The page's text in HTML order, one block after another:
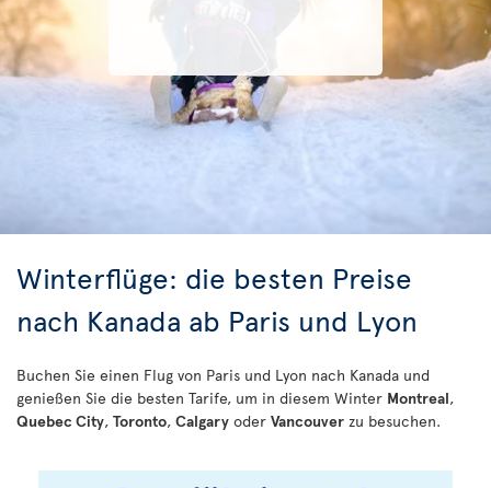
Winterflüge: die besten Preise
nach Kanada ab Paris und Lyon
Buchen Sie einen Flug von Paris und Lyon nach Kanada und
genießen Sie die besten Tarife, um in diesem Winter Montreal,
Quebec City, Toronto, Calgary oder Vancouver zu besuchen.